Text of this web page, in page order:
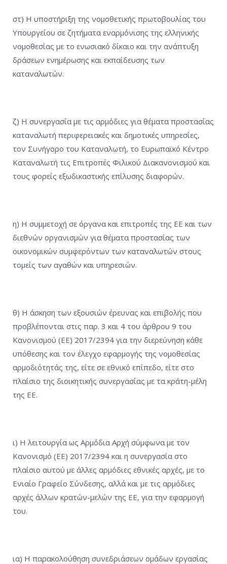
στ) Η υποστήριξη της νομοθετικής πρωτοβουλίας του
Υπουργείου σε ζητήματα εναρμόνισης της ελληνικής
νομοθεσίας με το ενωσιακό δίκαιο και την ανάπτυξη
δράσεων ενημέρωσης και εκπαίδευσης των
καταναλωτών.
ζ) Η συνεργασία με τις αρμόδιες για θέματα προστασίας
καταναλωτή περιφερειακές και δημοτικές υπηρεσίες,
τον Συνήγορο του Καταναλωτή, το Ευρωπαϊκό Κέντρο
Καταναλωτή τις Επιτροπές Φιλικού Διακανονισμού και
τους φορείς εξωδικαστικής επίλυσης διαφορών.
η) Η συμμετοχή σε όργανα και επιτροπές της ΕΕ και των
διεθνών οργανισμών για θέματα προστασίας των
οικονομικών συμφερόντων των καταναλωτών στους
τομείς των αγαθών και υπηρεσιών.
θ) Η άσκηση των εξουσιών έρευνας και επιβολής που
προβλέπονται στις παρ. 3 και 4 του άρθρου 9 του
Κανονισμού (ΕΕ) 2017/2394 για την διερεύνηση κάθε
υπόθεσης και τον έλεγχο εφαρμογής της νομοθεσίας
αρμοδιότητάς της, είτε σε εθνικό επίπεδο, είτε στο
πλαίσιο της διοικητικής συνεργασίας με τα κράτη-μέλη
της ΕΕ.
ι) Η λειτουργία ως Αρμόδια Αρχή σύμφωνα με τον
Κανονισμό (ΕΕ) 2017/2394 και η συνεργασία στο
πλαίσιο αυτού με άλλες αρμόδιες εθνικές αρχές, με το
Ενιαίο Γραφείο Σύνδεσης, αλλά και με τις αρμόδιες
αρχές άλλων κρατών-μελών της ΕΕ, για την εφαρμογή
του.
ια) Η παρακολούθηση συνεδριάσεων ομάδων εργασίας